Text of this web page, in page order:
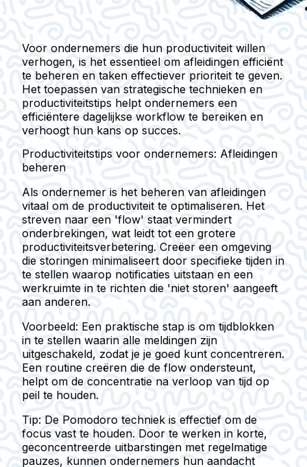
Voor ondernemers die hun productiviteit willen
verhogen, is het essentieel om afleidingen efficiënt
te beheren en taken effectiever prioriteit te geven.
Het toepassen van strategische technieken en
productiviteitstips helpt ondernemers een
efficiëntere dagelijkse workflow te bereiken en
verhoogt hun kans op succes.
Productiviteitstips voor ondernemers: Afleidingen
beheren
Als ondernemer is het beheren van afleidingen
vitaal om de productiviteit te optimaliseren. Het
streven naar een 'flow' staat vermindert
onderbrekingen, wat leidt tot een grotere
productiviteitsverbetering. Creëer een omgeving
die storingen minimaliseert door specifieke tijden in
te stellen waarop notificaties uitstaan en een
werkruimte in te richten die 'niet storen' aangeeft
aan anderen.
Voorbeeld: Een praktische stap is om tijdblokken
in te stellen waarin alle meldingen zijn
uitgeschakeld, zodat je je goed kunt concentreren.
Een routine creëren die de flow ondersteunt,
helpt om de concentratie na verloop van tijd op
peil te houden.
Tip: De Pomodoro techniek is effectief om de
focus vast te houden. Door te werken in korte,
geconcentreerde uitbarstingen met regelmatige
pauzes, kunnen ondernemers hun aandacht